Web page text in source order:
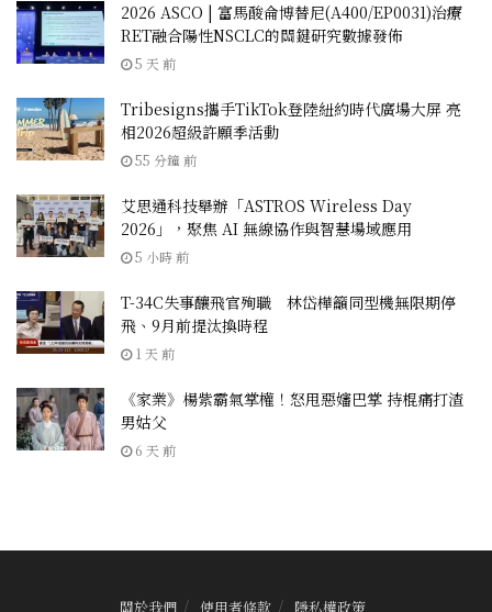
2026 ASCO | 富馬酸侖博替尼(A400/EP0031)治療
RET融合陽性NSCLC的關鍵研究數據發佈
5 天 前
Tribesigns攜手TikTok登陸紐約時代廣場大屏 亮
相2026超級許願季活動
55 分鐘 前
艾思通科技舉辦「ASTROS Wireless Day
2026」，聚焦 AI 無線協作與智慧場域應用
5 小時 前
T-34C失事釀飛官殉職 林岱樺籲同型機無限期停
飛、9月前提汰換時程
1 天 前
《家業》楊紫霸氣掌權！怒甩惡嬸巴掌 持棍痛打渣
男姑父
6 天 前
關於我們 使用者條款 隱私權政策